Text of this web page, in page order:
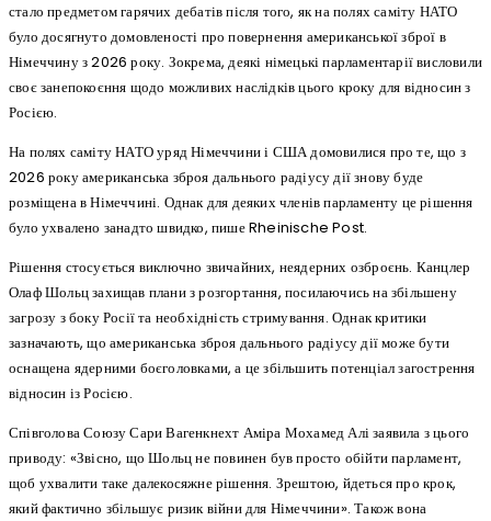
стало предметом гарячих дебатів після того, як на полях саміту НАТО
було досягнуто домовленості про повернення американської зброї в
Німеччину з 2026 року. Зокрема, деякі німецькі парламентарії висловили
своє занепокоєння щодо можливих наслідків цього кроку для відносин з
Росією.
На полях саміту НАТО уряд Німеччини і США домовилися про те, що з
2026 року американська зброя дальнього радіусу дії знову буде
розміщена в Німеччині. Однак для деяких членів парламенту це рішення
було ухвалено занадто швидко, пише Rheinische Post.
Рішення стосується виключно звичайних, неядерних озброєнь. Канцлер
Олаф Шольц захищав плани з розгортання, посилаючись на збільшену
загрозу з боку Росії та необхідність стримування. Однак критики
зазначають, що американська зброя дальнього радіусу дії може бути
оснащена ядерними боєголовками, а це збільшить потенціал загострення
відносин із Росією.
Співголова Союзу Сари Вагенкнехт Аміра Мохамед Алі заявила з цього
приводу: «Звісно, що Шольц не повинен був просто обійти парламент,
щоб ухвалити таке далекосяжне рішення. Зрештою, йдеться про крок,
який фактично збільшує ризик війни для Німеччини». Також вона